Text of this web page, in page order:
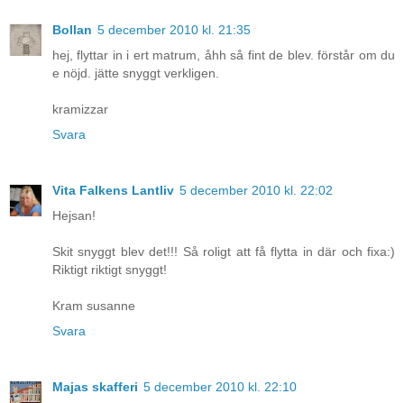
Bollan 5 december 2010 kl. 21:35
hej, flyttar in i ert matrum, åhh så fint de blev. förstår om du
e nöjd. jätte snyggt verkligen.
kramizzar
Svara
Vita Falkens Lantliv 5 december 2010 kl. 22:02
Hejsan!
Skit snyggt blev det!!! Så roligt att få flytta in där och fixa:)
Riktigt riktigt snyggt!
Kram susanne
Svara
Majas skafferi 5 december 2010 kl. 22:10